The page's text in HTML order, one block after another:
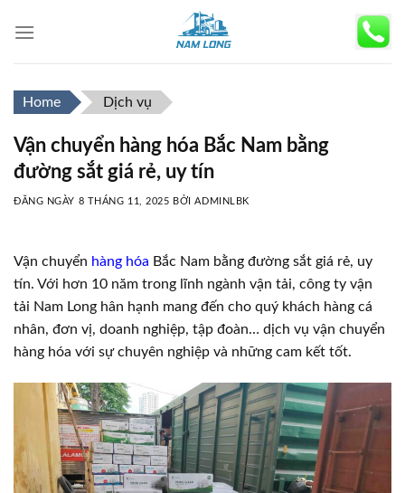
Home Dịch vụ
Vận chuyển hàng hóa Bắc Nam bằng
đường sắt giá rẻ, uy tín
ĐĂNG NGÀY 8 THÁNG 11, 2025 BỞIADMINLBK
Vận chuyển hàng hóa Bắc Nam bằng đường sắt giá rẻ, uy
tín. Với hơn 10 năm trong lĩnh ngành vận tải, công ty vận
tải Nam Long hân hạnh mang đến cho quý khách hàng cá
nhân, đơn vị, doanh nghiệp, tập đoàn… dịch vụ vận chuyển
hàng hóa với sự chuyên nghiệp và những cam kết tốt.